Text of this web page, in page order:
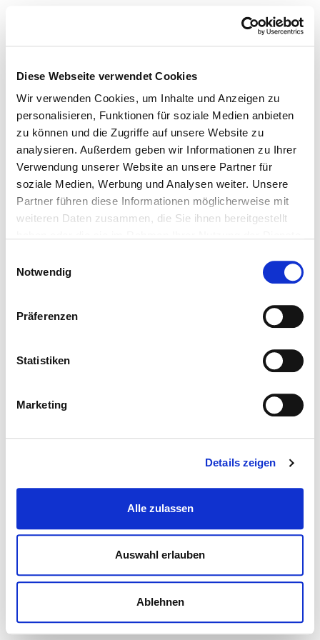
Diese Webseite verwendet Cookies
Wir verwenden Cookies, um Inhalte und Anzeigen zu
personalisieren, Funktionen für soziale Medien anbieten
zu können und die Zugriffe auf unsere Website zu
analysieren. Außerdem geben wir Informationen zu Ihrer
Verwendung unserer Website an unsere Partner für
soziale Medien, Werbung und Analysen weiter. Unsere
Partner führen diese Informationen möglicherweise mit
weiteren Daten zusammen, die Sie ihnen bereitgestellt
Notwendig
Präferenzen
Statistiken
Marketing
Details zeigen
Alle zulassen
Auswahl erlauben
Ablehnen